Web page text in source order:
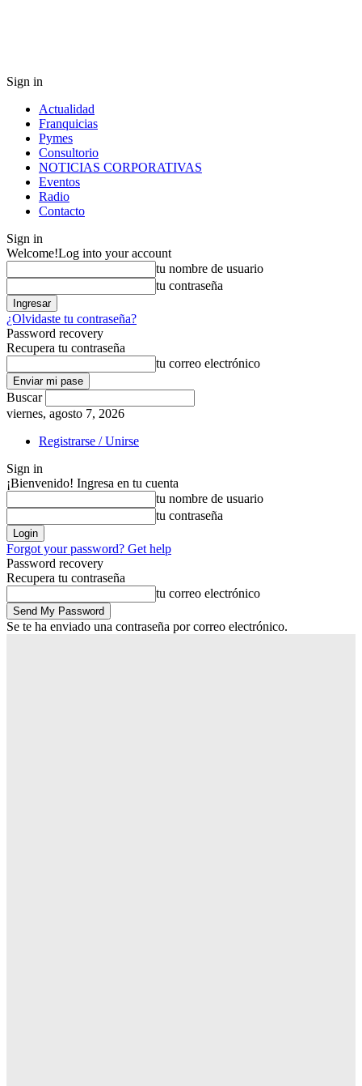
Sign in
Actualidad
Franquicias
Pymes
Consultorio
NOTICIAS CORPORATIVAS
Eventos
Radio
Contacto
Sign in
Welcome!Log into your account
tu nombre de usuario
tu contraseña
¿Olvidaste tu contraseña?
Password recovery
Recupera tu contraseña
tu correo electrónico
Buscar
viernes, agosto 7, 2026
Registrarse / Unirse
Sign in
¡Bienvenido! Ingresa en tu cuenta
tu nombre de usuario
tu contraseña
Forgot your password? Get help
Password recovery
Recupera tu contraseña
tu correo electrónico
Se te ha enviado una contraseña por correo electrónico.